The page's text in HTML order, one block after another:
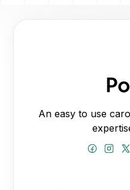
An easy to use